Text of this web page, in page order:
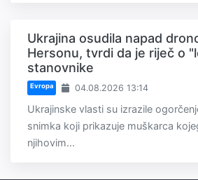
Ukrajina osudila napad
Hersonu, tvrdi da je riječ o
stanovnike
Evropa 04.08.2026 13:14
Ukrajinske vlasti su izrazile
snimka koji prikazuje muškarca
njihovim...